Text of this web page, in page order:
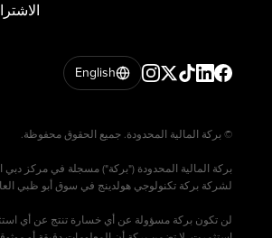
English
لن تكون بركة مسؤولة عن أي خسارة تنتج عن أي